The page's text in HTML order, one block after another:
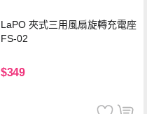
LaPO 夾式三用風扇旋轉充電座
FS-02
$349